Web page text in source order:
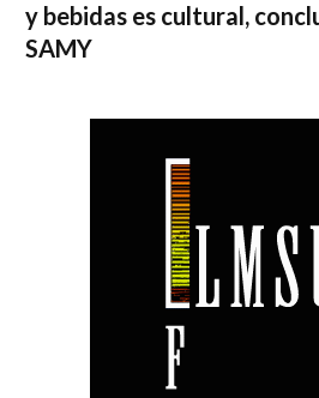
y bebidas es cultural,
SAMY